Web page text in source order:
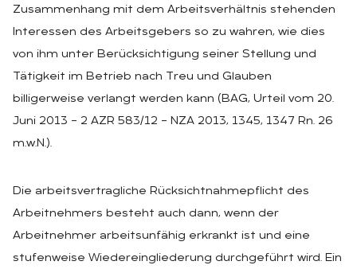
Zusammenhang mit dem Arbeitsverhältnis stehenden
Interessen des Arbeitsgebers so zu wahren, wie dies
von ihm unter Berücksichtigung seiner Stellung und
Tätigkeit im Betrieb nach Treu und Glauben
billigerweise verlangt werden kann (BAG, Urteil vom 20.
Juni 2013 – 2 AZR 583/12 – NZA 2013, 1345, 1347 Rn. 26
m.w.N.).
Die arbeitsvertragliche Rücksichtnahmepflicht des
Arbeitnehmers besteht auch dann, wenn der
Arbeitnehmer arbeitsunfähig erkrankt ist und eine
stufenweise Wiedereingliederung durchgeführt wird. Ein